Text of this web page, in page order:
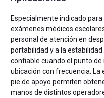
Especialmente indicado
exámenes médicos
personal de atención en
portabilidad y a la estabilidad
confiable cuando el punto
ubicación con frecuencia. La
pie de apoyo permiten
manos de distintos